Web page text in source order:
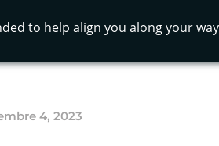
to help align you along your
4, 2023